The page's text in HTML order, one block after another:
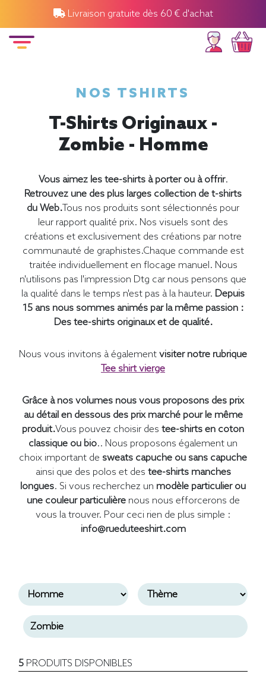
Livraison gratuite dès 60 € d'achat
NOS TSHIRTS
T-Shirts Originaux -
Zombie - Homme
Vous aimez les tee-shirts à porter ou à offrir.
Retrouvez une des plus larges collection de t-shirts
du Web.Tous nos produits sont sélectionnés pour
leur rapport qualité prix. Nos visuels sont des
créations et exclusivement des créations par notre
communauté de graphistes.Chaque commande est
traitée individuellement en flocage manuel. Nous
n'utilisons pas l'impression Dtg car nous pensons que
la qualité dans le temps n'est pas à la hauteur. Depuis
15 ans nous sommes animés par la même passion :
Des tee-shirts originaux et de qualité.
Nous vous invitons à également visiter notre rubrique
Tee shirt vierge
Grâce à nos volumes nous vous proposons des prix
au détail en dessous des prix marché pour le même
produit.Vous pouvez choisir des tee-shirts en coton
classique ou bio.. Nous proposons également un
choix important de sweats capuche ou sans capuche
ainsi que des polos et des tee-shirts manches
longues. Si vous recherchez un modèle particulier ou
une couleur particulièrenous nous efforcerons de
vous la trouver. Pour ceci rien de plus simple :
info@rueduteeshirt.com
5 PRODUITS DISPONIBLES